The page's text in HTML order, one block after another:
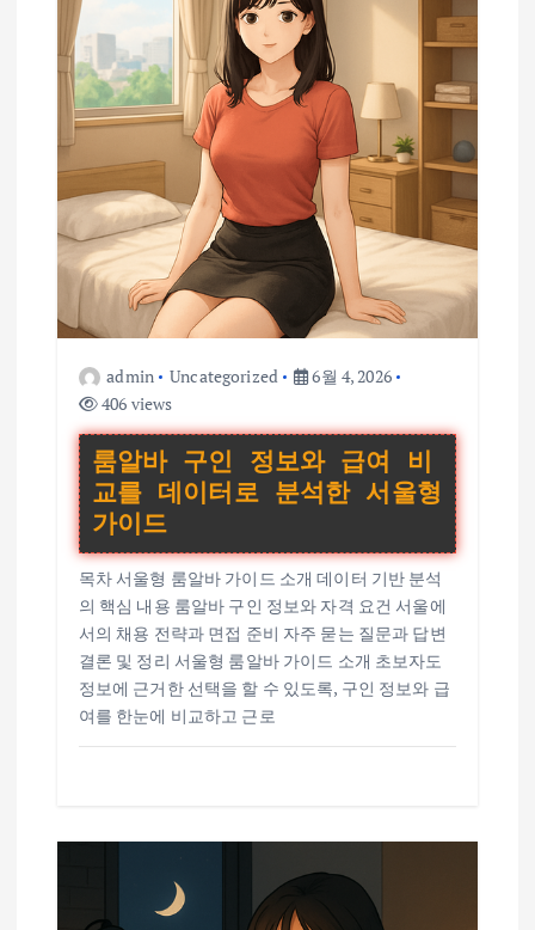
admin Uncategorized
6월 4, 2026
406 views
룸알바 구인 정보와 급여 비
교를 데이터로 분석한 서울형
가이드
목차 서울형 룸알바 가이드 소개 데이터 기반 분석
의 핵심 내용 룸알바 구인 정보와 자격 요건 서울에
서의 채용 전략과 면접 준비 자주 묻는 질문과 답변
결론 및 정리 서울형 룸알바 가이드 소개 초보자도
정보에 근거한 선택을 할 수 있도록, 구인 정보와 급
여를 한눈에 비교하고 근로